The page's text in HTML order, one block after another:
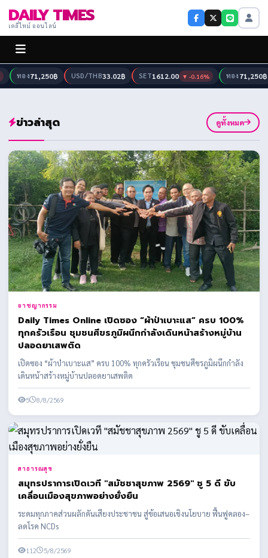
DAILY TIMES
เดลี่ไทม์ ออนไลน์
ทอง71,250฿ USD/THB33.02฿ SET1612.00 ▼ -0.16% ทอง71,250฿
ข่าวล่าสุด ดูทั้งหมด
อาชญากรรม
Daily Times Online เปิดซอง “ผ้าป่าเบาะแส” ครบ 100%
ทุกครัวเรือน ชุมชนศีขรภูมิผนึกกำลังเดินหน้าสร้างหมู่บ้าน
ปลอดยาเสพติด
เปิดซอง “ผ้าป่าเบาะแส” ครบ 100% ทุกครัวเรือน ชุมชนศีขรภูมิผนึกกำลัง
เดินหน้าสร้างหมู่บ้านปลอดยาเสพติด
5 8/8/2569
สาธารณสุข
สมุทรปราการเปิดเวที "สมัชชาสุขภาพ 2569" ชู 5 ดี ขับ
เคลื่อนเมืองสุขภาพอย่างยั่งยืน
ระดมทุกภาคส่วนผลักดันเสียงประชาชน สู่ข้อเสนอเชิงนโยบาย ฟื้นฟูคลอง–
ลดโรค NCDs
112 5/8/2569